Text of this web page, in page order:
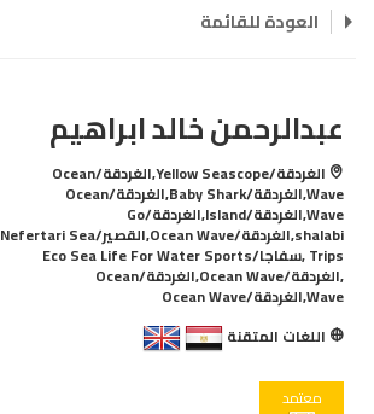
العودة للقائمة
عبدالرحمن خالد ابراهيم
الغردقة/Yellow Seascope,الغردقة/Ocean
Wave,الغردقة/Baby Shark,الغردقة/Ocean
Wave,الغردقة/Island,الغردقة/Go
shalabi,الغردقة/Ocean Wave,القصير/Nefertari Sea
Trips ,سفاجا/Eco Sea Life For Water Sports
,الغردقة/Ocean Wave,الغردقة/Ocean
Wave,الغردقة/Ocean Wave
اللغات المتقنة
معتمد